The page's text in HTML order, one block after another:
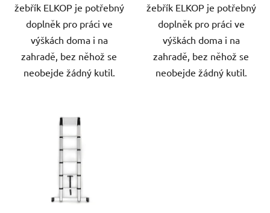
žebřík ELKOP je potřebný
doplněk pro práci ve
výškách doma i na
zahradě, bez něhož se
neobejde žádný kutil.
žebřík ELKOP je potřebný
doplněk pro práci ve
výškách doma i na
zahradě, bez něhož se
neobejde žádný kutil.